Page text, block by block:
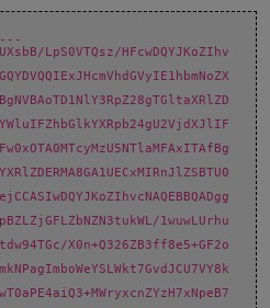
LpS0VTQsz/HFcwDQYJKoZIhv
1wuwLUrhu
X0n+Q326ZB3ff8e5+GF2o